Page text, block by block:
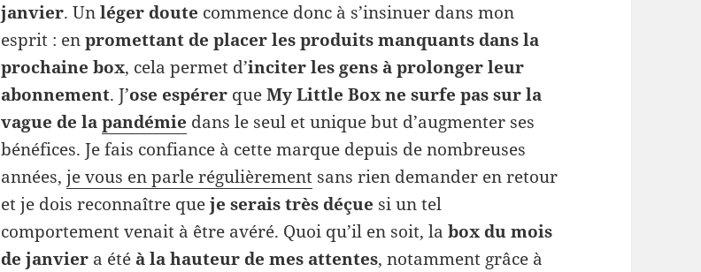
janvier. Unléger doute commence donc à s’insinuer dans mon
esprit : enpromettant de placer les produits manquants dans la
prochaine box, cela permet d’inciter les gens à prolonger leur
abonnement. J’ose espérer queMy Little Box ne surfe pas sur la
vague de lapandémie dans le seul et unique but d’augmenter ses
bénéfices. Je fais confiance à cette marque depuis de nombreuses
années,je vous en parle régulièrement sans rien demander en retour
et je dois reconnaître queje serais très déçue si un tel
comportement venait à être avéré. Quoi qu’il en soit, labox du mois
de janvier a été à la hauteur de mes attentes, notamment grâce à